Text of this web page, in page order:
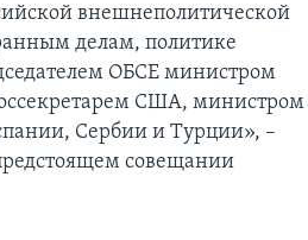
внешнеполитической
делам, политике
ОБСЕ министром
США, министром
Сербии и Турции», –
совещании